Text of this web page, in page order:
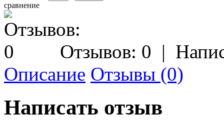
сравнение
Отзывов: 0 |
Описание Отзывы (0)
Написать отзыв